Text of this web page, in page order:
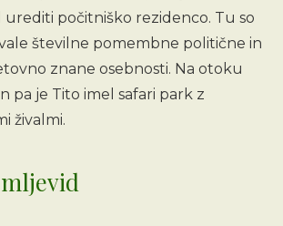
urediti počitniško rezidenco. Tu so
številne pomembne politične in
znane osebnosti. Na otoku
pa je Tito imel safari park z
živalmi.